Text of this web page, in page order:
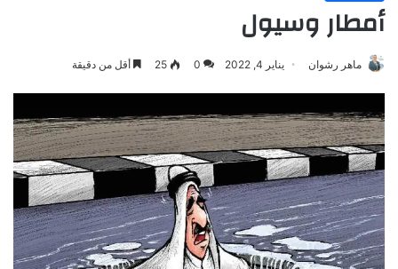
أمطار وسيول
ماهر رشوان يناير 4, 2022 0
25 أقل من دقيقة